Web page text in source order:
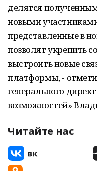
делятся
новыми
представленные в
позволят укрепить
выстроить новые
платформы, -
генерального
возможностей»
Читайте нас